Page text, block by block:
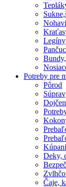
Legíny
Potreby pre
Pôrod
Deky,
Čaje,